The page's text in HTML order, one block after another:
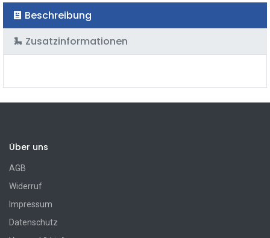
Beschreibung
Zusatzinformationen
Über uns
AGB
Widerruf
Impressum
Datenschutz